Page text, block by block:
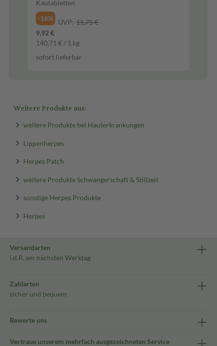
Kautabletten
-16%
UVP: 11,75 €
9,92 €
140,71 € / 1 kg
sofort lieferbar
Weitere Produkte aus:
weitere Produkte bei Hauterkrankungen
Lippenherpes
Herpes Patch
weitere Produkte Schwangerschaft & Stillzeit
sonstige Herpes Produkte
Herpes
Versandarten
i.d.R. am nächsten Werktag
Zahlarten
sicher und bequem
Bewerte uns
Vertraue unserem mehrfach ausgezeichneten Service